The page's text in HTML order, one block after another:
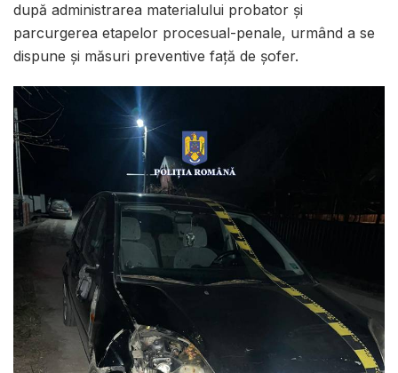
după administrarea materialului probator și
parcurgerea etapelor procesual-penale, urmând a se
dispune și măsuri preventive față de șofer.